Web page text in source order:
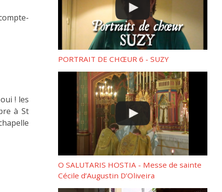
! les
à St
PORTRAIT DE CHŒUR 6 - SUZY
O SALUTARIS HOSTIA - Messe de sainte
Cécile d’Augustin D’Oliveira